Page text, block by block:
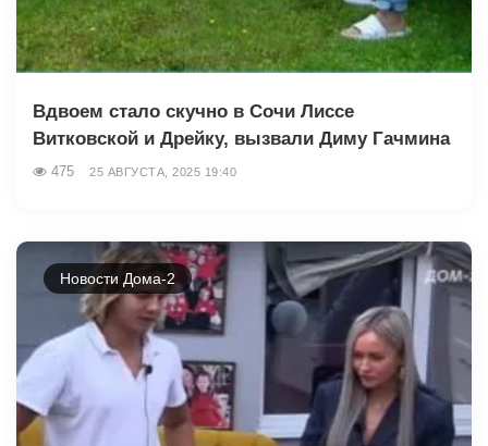
Вдвоем стало скучно в Сочи Лиссе
Витковской и Дрейку, вызвали Диму Гачмина
475 25 АВГУСТА, 2025 19:40
Новости Дома-2